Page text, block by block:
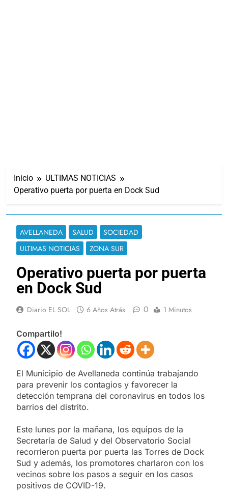
Inicio
ULTIMAS NOTICIAS
Operativo puerta por puerta en Dock Sud
AVELLANEDA SALUD
SOCIEDAD
ULTIMAS NOTICIAS
ZONA SUR
Operativo puerta por puerta
en Dock Sud
Diario EL SOL 6 Años Atrás 0 1 Minutos
Compartilo!
El Municipio de Avellaneda continúa trabajando
para prevenir los contagios y favorecer la
detección temprana del coronavirus en todos los
barrios del distrito.
Este lunes por la mañana, los equipos de la
Secretaría de Salud y del Observatorio Social
recorrieron puerta por puerta las Torres de Dock
Sud y además, los promotores charlaron con los
vecinos sobre los pasos a seguir en los casos
positivos de COVID-19.